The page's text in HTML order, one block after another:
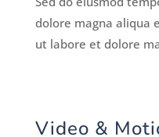
dolore magna aliqua
ut labore et dolore
Video &